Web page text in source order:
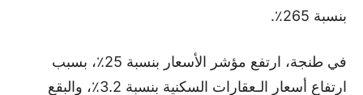
بنسبة 265٪.
في طنجة، ارتفع مؤشر الأسعار بنسبة 25٪، بسبب
ارتفاع أسعار الـعقارات السكنية بنسبة 3.2٪، والبقع